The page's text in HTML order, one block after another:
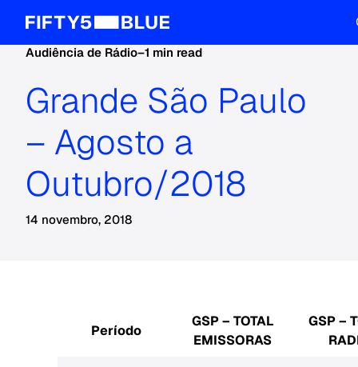
Audiência de Rádio–1 min read
Grande São Paulo
– Agosto a
Outubro/2018
14 novembro, 2018
Período
GSP – TOTAL
EMISSORAS
GSP –